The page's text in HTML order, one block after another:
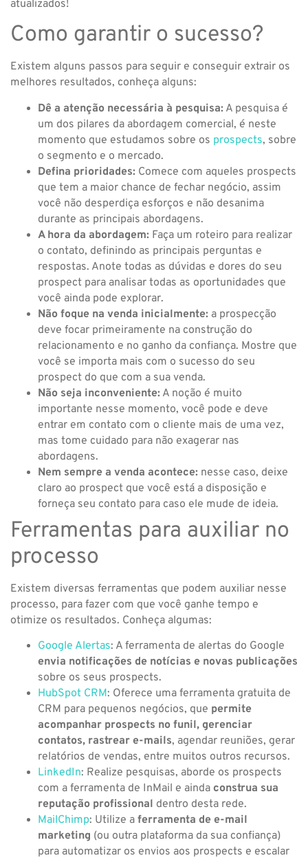
atualizados!
Como garantir o sucesso?
Existem alguns passos para seguir e conseguir extrair os
melhores resultados, conheça alguns:
Dê a atenção necessária à pesquisa: A pesquisa é
um dos pilares da abordagem comercial, é neste
momento que estudamos sobre os prospects, sobre
o segmento e o mercado.
Defina prioridades: Comece com aqueles prospects
que tem a maior chance de fechar negócio, assim
você não desperdiça esforços e não desanima
durante as principais abordagens.
A hora da abordagem: Faça um roteiro para realizar
o contato, definindo as principais perguntas e
respostas. Anote todas as dúvidas e dores do seu
prospect para analisar todas as oportunidades que
você ainda pode explorar.
Não foque na venda inicialmente: a prospecção
deve focar primeiramente na construção do
relacionamento e no ganho da confiança. Mostre que
você se importa mais com o sucesso do seu
prospect do que com a sua venda.
Não seja inconveniente: A noção é muito
importante nesse momento, você pode e deve
entrar em contato com o cliente mais de uma vez,
mas tome cuidado para não exagerar nas
abordagens.
Nem sempre a venda acontece: nesse caso, deixe
claro ao prospect que você está a disposição e
forneça seu contato para caso ele mude de ideia.
Ferramentas para auxiliar no
processo
Existem diversas ferramentas que podem auxiliar nesse
processo, para fazer com que você ganhe tempo e
otimize os resultados. Conheça algumas:
Google Alertas: A ferramenta de alertas do Google
envia notificações de notícias e novas publicações
sobre os seus prospects.
HubSpot CRM: Oferece uma ferramenta gratuita de
CRM para pequenos negócios, que permite
acompanhar prospects no funil, gerenciar
contatos, rastrear e-mails, agendar reuniões, gerar
relatórios de vendas, entre muitos outros recursos.
LinkedIn: Realize pesquisas, aborde os prospects
com a ferramenta de InMail e ainda construa sua
reputação profissional dentro desta rede.
MailChimp: Utilize a ferramenta de e-mail
marketing (ou outra plataforma da sua confiança)
para automatizar os envios aos prospects e escalar